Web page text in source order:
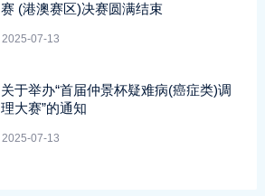
赛 (港澳赛区)决赛圆满结束
2025-07-13
关于举办“首届仲景杯疑难病(癌症类)调
理大赛”的通知
2025-07-13